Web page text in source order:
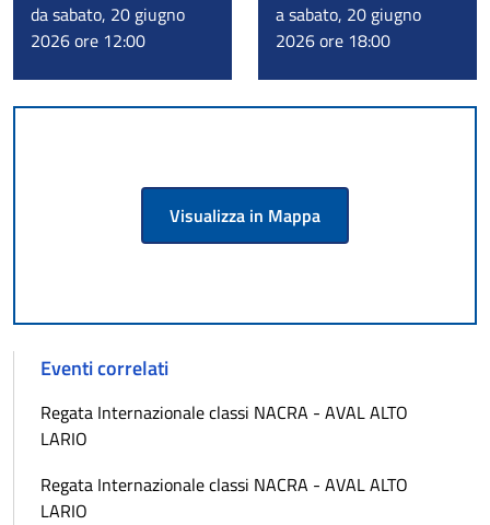
da sabato, 20 giugno
2026 ore 12:00
a sabato, 20 giugno
2026 ore 18:00
Visualizza in Mappa
Eventi correlati
Regata Internazionale classi NACRA - AVAL ALTO
LARIO
Regata Internazionale classi NACRA - AVAL ALTO
LARIO